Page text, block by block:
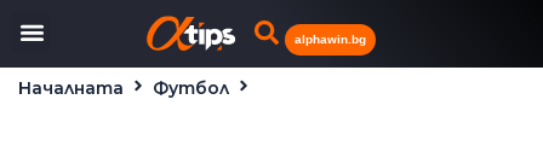
alphawin.bg
Началната
Футбол